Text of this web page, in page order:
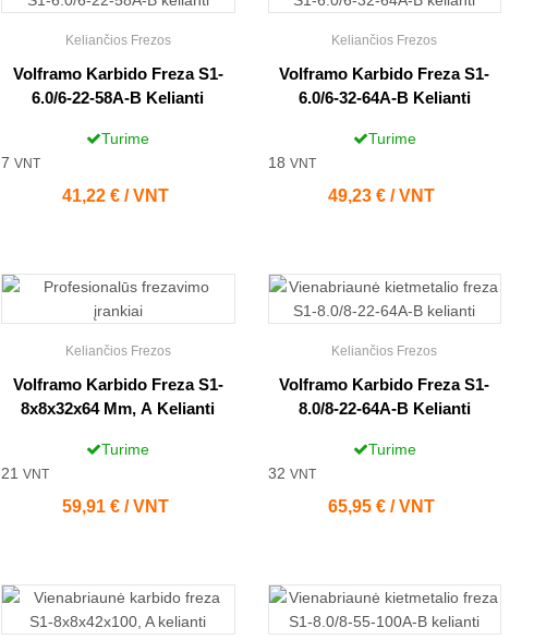
Keliančios Frezos
Volframo Karbido Freza S1-
6.0/6-22-58A-B Kelianti
Turime
7 VNT
Kaina
41,22 € / VNT
Keliančios Frezos
Volframo Karbido Freza S1-
6.0/6-32-64A-B Kelianti
Turime
18 VNT
Kaina
49,23 € / VNT
Keliančios Frezos
Volframo Karbido Freza S1-
8x8x32x64 Mm, A Kelianti
Turime
21 VNT
Kaina
59,91 € / VNT
Keliančios Frezos
Volframo Karbido Freza S1-
8.0/8-22-64A-B Kelianti
Turime
32 VNT
Kaina
65,95 € / VNT